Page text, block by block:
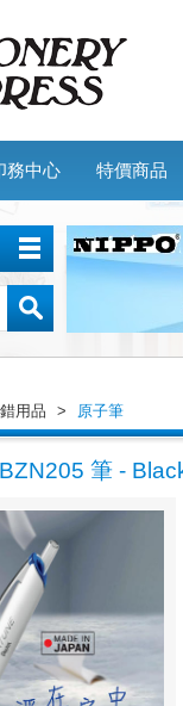
務中心 特價商品
用品 > 原子筆
筆 -